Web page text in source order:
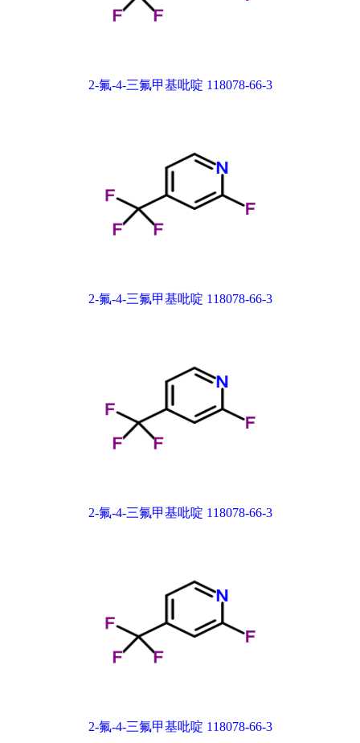
2-氟-4-三氟甲基吡啶 118078-66-3
2-氟-4-三氟甲基吡啶 118078-66-3
2-氟-4-三氟甲基吡啶 118078-66-3
2-氟-4-三氟甲基吡啶 118078-66-3